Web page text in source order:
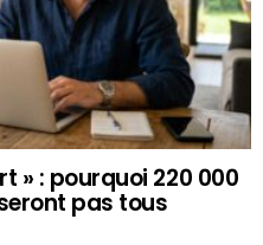
» : pourquoi 220 000
pas tous